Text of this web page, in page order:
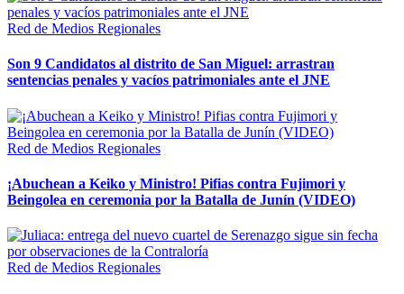
Red de Medios Regionales
Son 9 Candidatos al distrito de San Miguel: arrastran
sentencias penales y vacíos patrimoniales ante el JNE
Red de Medios Regionales
¡Abuchean a Keiko y Ministro! Pifias contra Fujimori y
Beingolea en ceremonia por la Batalla de Junín (VIDEO)
Red de Medios Regionales